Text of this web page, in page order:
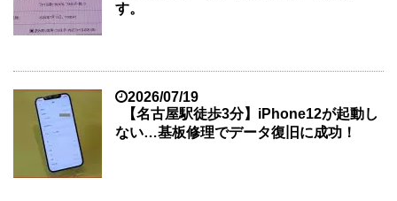
す。
2026/07/19
【名古屋駅徒歩3分】iPhone12が起動し
ない…基板修理でデータ復旧に成功！